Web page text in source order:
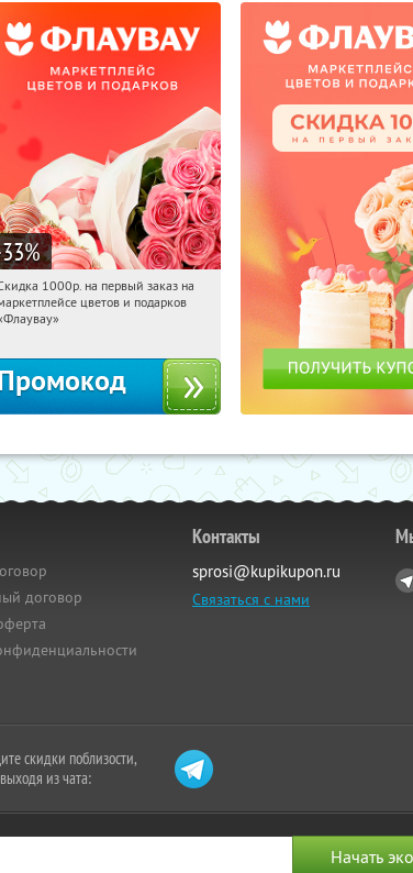
%
18:17:44 Получили:
1000р. на первый заказ на
цветов и подарков
договор
Контакты
sprosi@kupikupon.ru
Связаться с нами
скидки поблизости,
из чата: